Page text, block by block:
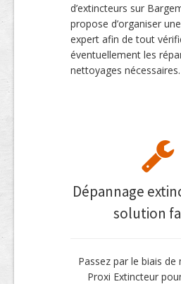
d’extincteurs sur
propose d’organiser
expert afin de tout
éventuellement les
nettoyages nécessaires.
Dépannage
solution
Passez par le biais de
Proxi Extincteur